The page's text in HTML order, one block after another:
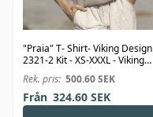
"Praia" T- Shirt- Viking Design
2321-2 Kit - XS-XXXL - Viking
Bjørk
Rek. pris: 500.60SEK
Från 324.60SEK